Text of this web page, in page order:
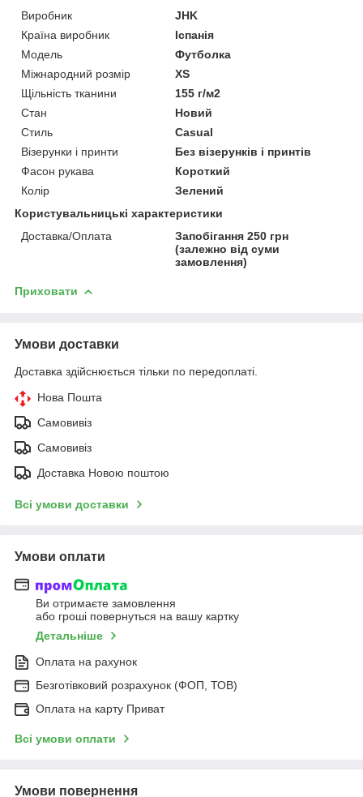
Виробник
JHK
Країна виробник
Іспанія
Модель
Футболка
Міжнародний розмір
XS
Щільність тканини
155 г/м2
Стан
Новий
Стиль
Casual
Візерунки і принти
Без візерунків і принтів
Фасон рукава
Короткий
Колір
Зелений
Користувальницькі характеристики
Доставка/Оплата
Запобігання 250 грн
(залежно від суми
замовлення)
Приховати
Умови доставки
Доставка здійснюється тільки по передоплаті.
Нова Пошта
Самовивіз
Самовивіз
Доставка Новою поштою
Всі умови доставки
Умови оплати
Ви отримаєте замовлення
або гроші повернуться на вашу картку
Детальніше
Оплата на рахунок
Безготівковий розрахунок (ФОП, ТОВ)
Оплата на карту Приват
Всі умови оплати
Умови повернення